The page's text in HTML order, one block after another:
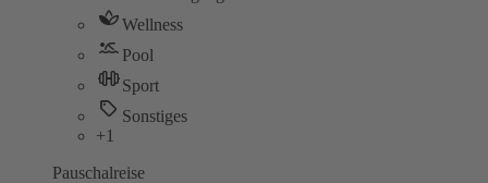
Wellness
Pool
Sport
Sonstiges
+1
Pauschalreise